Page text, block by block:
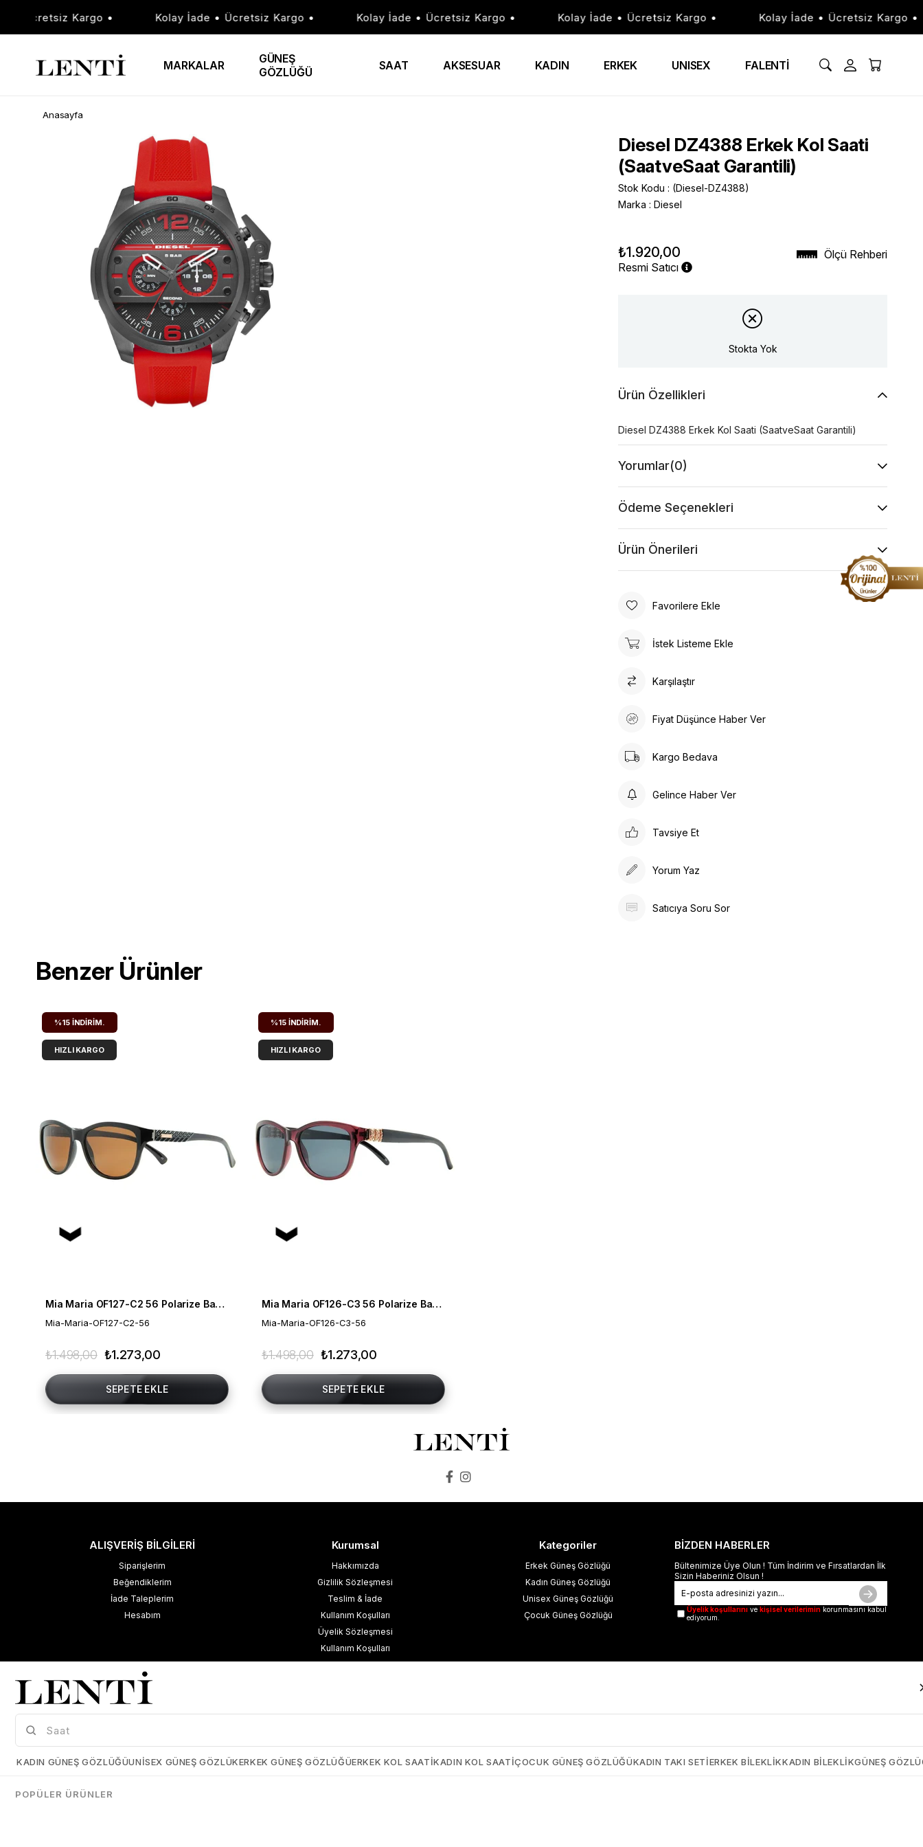
Ücretsiz Kargo • Kolay İade • Ücretsiz Kargo • Kolay İade • Ücretsiz Kargo • Kolay İade • Ücretsiz Kargo • Kolay İade • Ücretsiz Kargo •
MARKALAR
GÜNEŞ
GÖZLÜĞÜ
SAAT AKSESUAR KADIN ERKEK UNISEX FALENTİ
Anasayfa
Diesel DZ4388 Erkek Kol Saati
(SaatveSaat Garantili)
Stok Kodu
(Diesel-DZ4388)
Marka : Diesel
₺1.920,00
Resmi Satıcı
Ölçü Rehberi
Stokta Yok
Ürün Özellikleri
Diesel DZ4388 Erkek Kol Saati (SaatveSaat Garantili)
Yorumlar(0)
Ödeme Seçenekleri
Ürün Önerileri
Favorilere Ekle
İstek Listeme Ekle
Karşılaştır
Fiyat Düşünce Haber Ver
Kargo Bedava
Gelince Haber Ver
Tavsiye Et
Yorum Yaz
Satıcıya Soru Sor
Benzer Ürünler
Mia Maria OF127-C2 56 Polarize Bayan Güneş Gözlüğü
Mia-Maria-OF127-C2-56
₺1.273,00
₺1.498,00
SEPETE EKLE
%15 İNDIRIM.
HIZLI KARGO
Mia Maria OF126-C3 56 Polarize Bayan Güneş Gözlüğü
Mia-Maria-OF126-C3-56
₺1.273,00
₺1.498,00
SEPETE EKLE
%15 İNDIRIM.
HIZLI KARGO
ALIŞVERİŞ BİLGİLERİ
Siparişlerim
Beğendiklerim
İade Taleplerim
Hesabım
Kurumsal
Hakkımızda
Gizlilik Sözleşmesi
Teslim & İade
Kullanım Koşulları
Üyelik Sözleşmesi
Kullanım Koşulları
Mesafeli Satış Sözleşmesi
Blog
Kategoriler
Erkek Güneş Gözlüğü
Kadın Güneş Gözlüğü
Unisex Güneş Gözlüğü
Çocuk Güneş Gözlüğü
BİZDEN HABERLER
Bültenimize Üye Olun ! Tüm İndirim ve Fırsatlardan İlk
Sizin Haberiniz Olsun !
Üyelik koşullarını ve kişisel verilerimin korunmasını kabul
ediyorum.
Çerez Kullanımı
kullanmaktayız. Detaylı bilgi için kişisel verilerin korunması hakkında
açıklama metnimizi inceleyebilirsiniz.
KADIN GÜNEŞ GÖZLÜĞÜUNISEX GÜNEŞ GÖZLÜKERKEK GÜNEŞ GÖZLÜĞÜERKEK KOL SAATIKADIN KOL SAATIÇOCUK GÜNEŞ GÖZLÜĞÜKADIN TAKI SETIERKEK BILEKLIKKADIN BILEKLIKGÜNEŞ
POPÜLER ÜRÜNLER